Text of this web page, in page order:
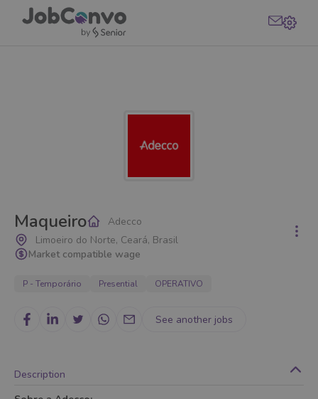
Maqueiro
Adecco
Limoeiro do Norte, Ceará, Brasil
Market compatible wage
P - Temporário Presential OPERATIVO
See another jobs
Description